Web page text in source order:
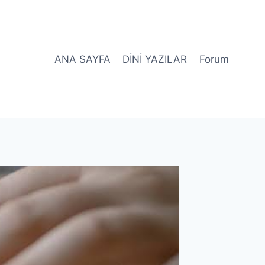
ANA SAYFA DİNİ YAZILAR Forum